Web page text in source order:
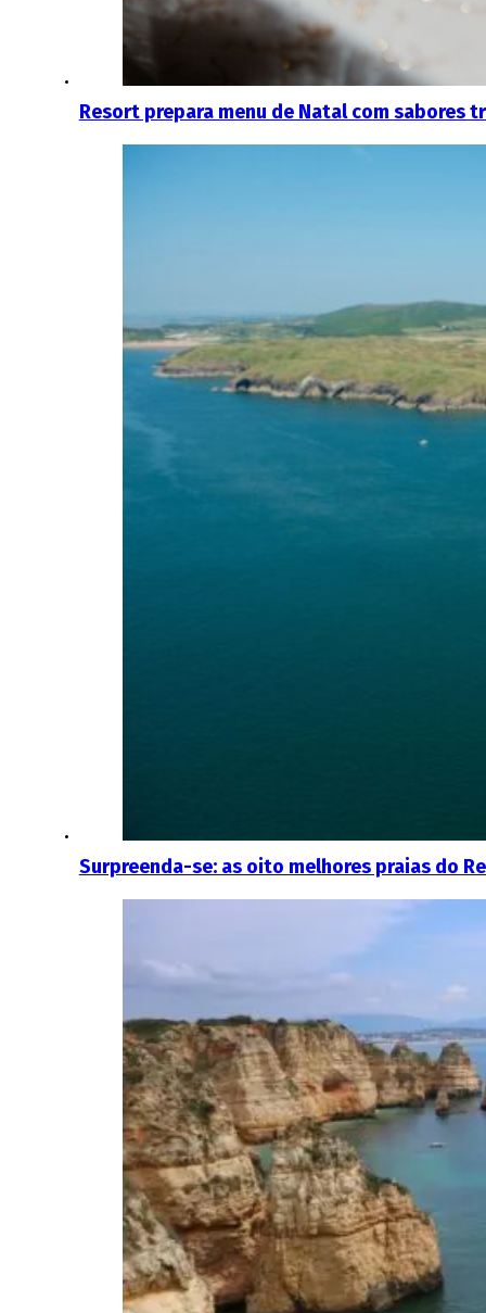
Resort prepara menu de Natal com sabores
Surpreenda-se: as oito melhores praias do